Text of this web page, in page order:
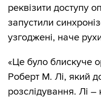
реквізити доступу
запустили
узгоджені, наче
«Це було блискуче
Роберт М. Лі, який
розслідування. Лі